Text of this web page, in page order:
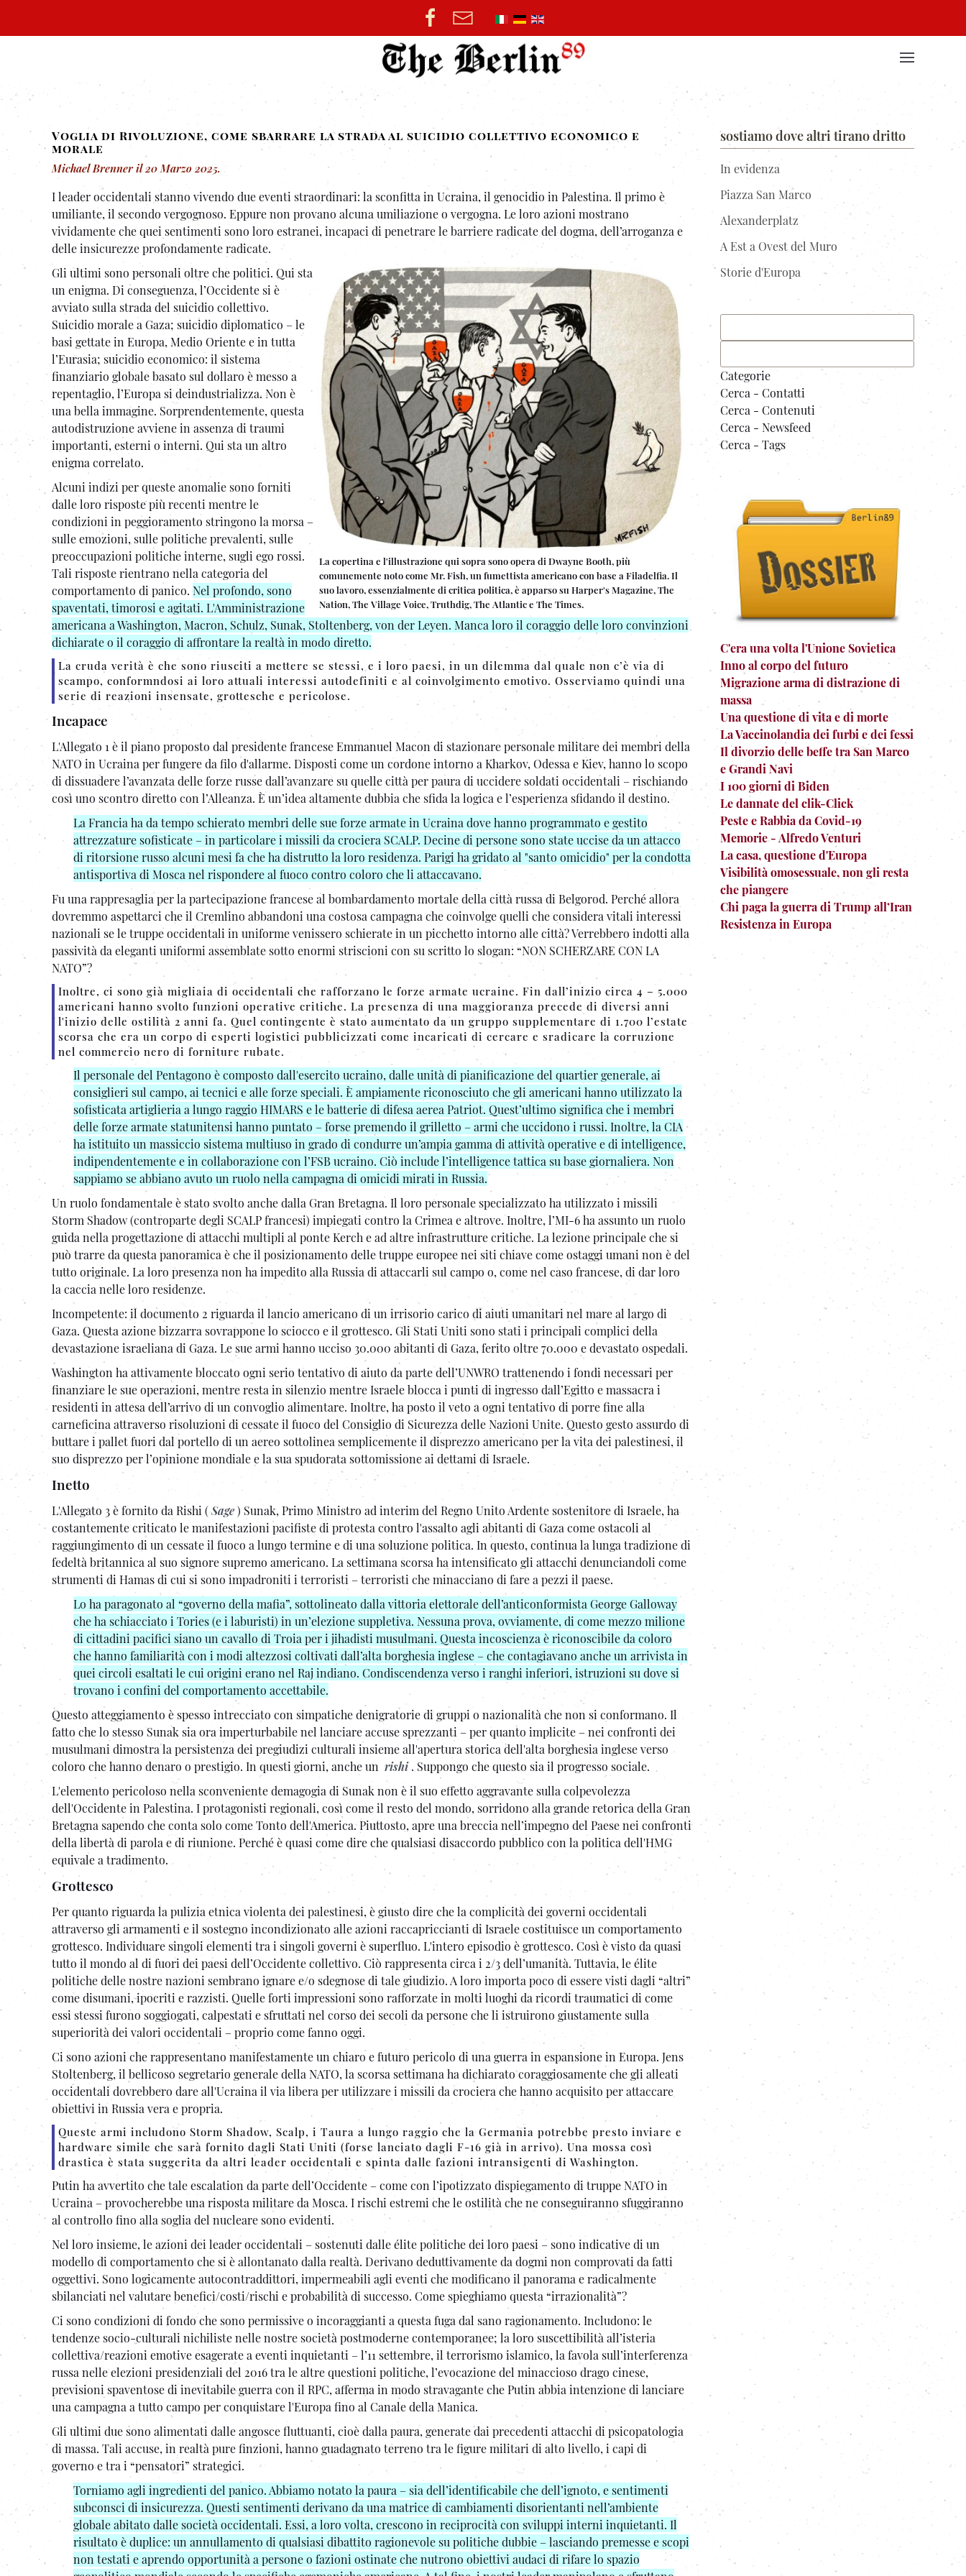
Voglia di Rivoluzione, come sbarrare la strada al suicidio collettivo economico e
morale
Michael Brenneril20 Marzo 2025.
I leader occidentali stanno vivendo due eventi straordinari: la sconfitta in Ucraina, il genocidio in Palestina. Il primo è
umiliante, il secondo vergognoso. Eppure non provano alcuna umiliazione o vergogna. Le loro azioni mostrano
vividamente che quei sentimenti sono loro estranei, incapaci di penetrare le barriere radicate del dogma, dell’arroganza e
delle insicurezze profondamente radicate.
La copertina e l'illustrazione qui sopra sono opera di Dwayne Booth, più
comunemente noto come Mr. Fish, un fumettista americano con base a Filadelfia. Il
suo lavoro, essenzialmente di critica politica, è apparso su Harper's Magazine, The
Nation, The Village Voice, Truthdig, The Atlantic e The Times.
Gli ultimi sono personali oltre che politici. Qui sta
un enigma. Di conseguenza, l’Occidente si è
avviato sulla strada del suicidio collettivo.
Suicidio morale a Gaza; suicidio diplomatico – le
basi gettate in Europa, Medio Oriente e in tutta
l’Eurasia; suicidio economico: il sistema
finanziario globale basato sul dollaro è messo a
repentaglio, l’Europa si deindustrializza. Non è
una bella immagine. Sorprendentemente, questa
autodistruzione avviene in assenza di traumi
importanti, esterni o interni. Qui sta un altro
enigma correlato.
Alcuni indizi per queste anomalie sono forniti
dalle loro risposte più recenti mentre le
condizioni in peggioramento stringono la morsa –
sulle emozioni, sulle politiche prevalenti, sulle
preoccupazioni politiche interne, sugli ego rossi.
Tali risposte rientrano nella categoria del
comportamento di panico. Nel profondo, sono
spaventati, timorosi e agitati. L'Amministrazione
americana a Washington, Macron, Schulz, Sunak, Stoltenberg, von der Leyen. Manca loro il coraggio delle loro convinzioni
dichiarate o il coraggio di affrontare la realtà in modo diretto.
La cruda verità è che sono riusciti a mettere se stessi, e i loro paesi, in un dilemma dal quale non c’è via di
scampo, conformndosi ai loro attuali interessi autodefiniti e al coinvolgimento emotivo. Osserviamo quindi una
serie di reazioni insensate, grottesche e pericolose.
Incapace
L'Allegato 1 è il piano proposto dal presidente francese Emmanuel Macon di stazionare personale militare dei membri della
NATO in Ucraina per fungere da filo d'allarme. Disposti come un cordone intorno a Kharkov, Odessa e Kiev, hanno lo scopo
di dissuadere l’avanzata delle forze russe dall’avanzare su quelle città per paura di uccidere soldati occidentali – rischiando
così uno scontro diretto con l’Alleanza. È un’idea altamente dubbia che sfida la logica e l’esperienza sfidando il destino.
La Francia ha da tempo schierato membri delle sue forze armate in Ucraina dove hanno programmato e gestito
attrezzature sofisticate – in particolare i missili da crociera SCALP. Decine di persone sono state uccise da un attacco
di ritorsione russo alcuni mesi fa che ha distrutto la loro residenza. Parigi ha gridato al "santo omicidio" per la condotta
antisportiva di Mosca nel rispondere al fuoco contro coloro che li attaccavano.
Fu una rappresaglia per la partecipazione francese al bombardamento mortale della città russa di Belgorod. Perché allora
dovremmo aspettarci che il Cremlino abbandoni una costosa campagna che coinvolge quelli che considera vitali interessi
nazionali se le truppe occidentali in uniforme venissero schierate in un picchetto intorno alle città? Verrebbero indotti alla
passività da eleganti uniformi assemblate sotto enormi striscioni con su scritto lo slogan: “NON SCHERZARE CON LA
NATO”?
Inoltre, ci sono già migliaia di occidentali che rafforzano le forze armate ucraine. Fin dall’inizio circa 4 – 5.000
americani hanno svolto funzioni operative critiche. La presenza di una maggioranza precede di diversi anni
l'inizio delle ostilità 2 anni fa. Quel contingente è stato aumentato da un gruppo supplementare di 1.700 l’estate
scorsa che era un corpo di esperti logistici pubblicizzati come incaricati di cercare e sradicare la corruzione
nel commercio nero di forniture rubate.
Il personale del Pentagono è composto dall'esercito ucraino, dalle unità di pianificazione del quartier generale, ai
consiglieri sul campo, ai tecnici e alle forze speciali. È ampiamente riconosciuto che gli americani hanno utilizzato la
sofisticata artiglieria a lungo raggio HIMARS e le batterie di difesa aerea Patriot. Quest’ultimo significa che i membri
delle forze armate statunitensi hanno puntato – forse premendo il grilletto – armi che uccidono i russi. Inoltre, la CIA
ha istituito un massiccio sistema multiuso in grado di condurre un’ampia gamma di attività operative e di intelligence,
indipendentemente e in collaborazione con l’FSB ucraino. Ciò include l’intelligence tattica su base giornaliera. Non
sappiamo se abbiano avuto un ruolo nella campagna di omicidi mirati in Russia.
Un ruolo fondamentale è stato svolto anche dalla Gran Bretagna. Il loro personale specializzato ha utilizzato i missili
Storm Shadow (controparte degli SCALP francesi) impiegati contro la Crimea e altrove. Inoltre, l’MI-6 ha assunto un ruolo
guida nella progettazione di attacchi multipli al ponte Kerch e ad altre infrastrutture critiche. La lezione principale che si
può trarre da questa panoramica è che il posizionamento delle truppe europee nei siti chiave come ostaggi umani non è del
tutto originale. La loro presenza non ha impedito alla Russia di attaccarli sul campo o, come nel caso francese, di dar loro
la caccia nelle loro residenze.
Incompetente: il documento 2 riguarda il lancio americano di un irrisorio carico di aiuti umanitari nel mare al largo di
Gaza. Questa azione bizzarra sovrappone lo sciocco e il grottesco. Gli Stati Uniti sono stati i principali complici della
devastazione israeliana di Gaza. Le sue armi hanno ucciso 30.000 abitanti di Gaza, ferito oltre 70.000 e devastato ospedali.
Washington ha attivamente bloccato ogni serio tentativo di aiuto da parte dell’UNWRO trattenendo i fondi necessari per
finanziare le sue operazioni, mentre resta in silenzio mentre Israele blocca i punti di ingresso dall’Egitto e massacra i
residenti in attesa dell’arrivo di un convoglio alimentare. Inoltre, ha posto il veto a ogni tentativo di porre fine alla
carneficina attraverso risoluzioni di cessate il fuoco del Consiglio di Sicurezza delle Nazioni Unite. Questo gesto assurdo di
buttare i pallet fuori dal portello di un aereo sottolinea semplicemente il disprezzo americano per la vita dei palestinesi, il
suo disprezzo per l’opinione mondiale e la sua spudorata sottomissione ai dettami di Israele.
Inetto
L'Allegato 3 è fornito da Rishi (Sage) Sunak, Primo Ministro ad interim del Regno Unito Ardente sostenitore di Israele, ha
costantemente criticato le manifestazioni pacifiste di protesta contro l'assalto agli abitanti di Gaza come ostacoli al
raggiungimento di un cessate il fuoco a lungo termine e di una soluzione politica. In questo, continua la lunga tradizione di
fedeltà britannica al suo signore supremo americano. La settimana scorsa ha intensificato gli attacchi denunciandoli come
strumenti di Hamas di cui si sono impadroniti i terroristi – terroristi che minacciano di fare a pezzi il paese.
Lo ha paragonato al “governo della mafia”, sottolineato dalla vittoria elettorale dell’anticonformista George Galloway
che ha schiacciato i Tories (e i laburisti) in un’elezione suppletiva. Nessuna prova, ovviamente, di come mezzo milione
di cittadini pacifici siano un cavallo di Troia per i jihadisti musulmani. Questa incoscienza è riconoscibile da coloro
che hanno familiarità con i modi altezzosi coltivati ​​dall’alta borghesia inglese – che contagiavano anche un arrivista in
quei circoli esaltati le cui origini erano nel Raj indiano. Condiscendenza verso i ranghi inferiori, istruzioni su dove si
trovano i confini del comportamento accettabile.
Questo atteggiamento è spesso intrecciato con simpatiche denigratorie di gruppi o nazionalità che non si conformano. Il
fatto che lo stesso Sunak sia ora imperturbabile nel lanciare accuse sprezzanti – per quanto implicite – nei confronti dei
musulmani dimostra la persistenza dei pregiudizi culturali insieme all'apertura storica dell'alta borghesia inglese verso
coloro che hanno denaro o prestigio. In questi giorni, anche un rishi. Suppongo che questo sia il progresso sociale.
L'elemento pericoloso nella sconveniente demagogia di Sunak non è il suo effetto aggravante sulla colpevolezza
dell'Occidente in Palestina. I protagonisti regionali, così come il resto del mondo, sorridono alla grande retorica della Gran
Bretagna sapendo che conta solo come Tonto dell'America. Piuttosto, apre una breccia nell’impegno del Paese nei confronti
della libertà di parola e di riunione. Perché è quasi come dire che qualsiasi disaccordo pubblico con la politica dell'HMG
equivale a tradimento.
Grottesco
Per quanto riguarda la pulizia etnica violenta dei palestinesi, è giusto dire che la complicità dei governi occidentali
attraverso gli armamenti e il sostegno incondizionato alle azioni raccapriccianti di Israele costituisce un comportamento
grottesco. Individuare singoli elementi tra i singoli governi è superfluo. L'intero episodio è grottesco. Così è visto da quasi
tutto il mondo al di fuori dei paesi dell’Occidente collettivo. Ciò rappresenta circa i 2/3 dell’umanità. Tuttavia, le élite
politiche delle nostre nazioni sembrano ignare e/o sdegnose di tale giudizio. A loro importa poco di essere visti dagli “altri”
come disumani, ipocriti e razzisti. Quelle forti impressioni sono rafforzate in molti luoghi da ricordi traumatici di come
essi stessi furono soggiogati, calpestati e sfruttati nel corso dei secoli da persone che li istruirono giustamente sulla
superiorità dei valori occidentali – proprio come fanno oggi.
Ci sono azioni che rappresentano manifestamente un chiaro e futuro pericolo di una guerra in espansione in Europa. Jens
Stoltenberg, il bellicoso segretario generale della NATO, la scorsa settimana ha dichiarato coraggiosamente che gli alleati
occidentali dovrebbero dare all'Ucraina il via libera per utilizzare i missili da crociera che hanno acquisito per attaccare
obiettivi in ​​Russia vera e propria.
Queste armi includono Storm Shadow, Scalp, i Taura a lungo raggio che la Germania potrebbe presto inviare e
hardware simile che sarà fornito dagli Stati Uniti (forse lanciato dagli F-16 già in arrivo). Una mossa così
drastica è stata suggerita da altri leader occidentali e spinta dalle fazioni intransigenti di Washington.
Putin ha avvertito che tale escalation da parte dell’Occidente – come con l’ipotizzato dispiegamento di truppe NATO in
Ucraina – provocherebbe una risposta militare da Mosca. I rischi estremi che le ostilità che ne conseguiranno sfuggiranno
al controllo fino alla soglia del nucleare sono evidenti.
Nel loro insieme, le azioni dei leader occidentali – sostenuti dalle élite politiche dei loro paesi – sono indicative di un
modello di comportamento che si è allontanato dalla realtà. Derivano deduttivamente da dogmi non comprovati da fatti
oggettivi. Sono logicamente autocontraddittori, impermeabili agli eventi che modificano il panorama e radicalmente
sbilanciati nel valutare benefici/costi/rischi e probabilità di successo. Come spieghiamo questa “irrazionalità”?
Ci sono condizioni di fondo che sono permissive o incoraggianti a questa fuga dal sano ragionamento. Includono: le
tendenze socio-culturali nichiliste nelle nostre società postmoderne contemporanee; la loro suscettibilità all’isteria
collettiva/reazioni emotive esagerate a eventi inquietanti – l’11 settembre, il terrorismo islamico, la favola sull’interferenza
russa nelle elezioni presidenziali del 2016 tra le altre questioni politiche, l’evocazione del minaccioso drago cinese,
previsioni spaventose di inevitabile guerra con il RPC, afferma in modo stravagante che Putin abbia intenzione di lanciare
una campagna a tutto campo per conquistare l'Europa fino al Canale della Manica.
Gli ultimi due sono alimentati dalle angosce fluttuanti, cioè dalla paura, generate dai precedenti attacchi di psicopatologia
di massa. Tali accuse, in realtà pure finzioni, hanno guadagnato terreno tra le figure militari di alto livello, i capi di
governo e tra i “pensatori” strategici.
Torniamo agli ingredienti del panico. Abbiamo notato la paura – sia dell’identificabile che dell’ignoto, e sentimenti
subconsci di insicurezza. Questi sentimenti derivano da una matrice di cambiamenti disorientanti nell’ambiente
globale abitato dalle società occidentali. Essi, a loro volta, crescono in reciprocità con sviluppi interni inquietanti. Il
risultato è duplice: un annullamento di qualsiasi dibattito ragionevole su politiche dubbie – lasciando premesse e scopi
non testati e aprendo opportunità a persone o fazioni ostinate che nutrono obiettivi audaci di rifare lo spazio
sostiamo dove altri tirano dritto
In evidenza
Piazza San Marco
Alexanderplatz
A Est a Ovest del Muro
Storie d'Europa
Categorie
Cerca - Contatti
Cerca - Contenuti
Cerca - Newsfeed
Cerca - Tags
C'era una volta l'Unione Sovietica
Inno al corpo del futuro
Migrazione arma di distrazione di
massa
Una questione di vita e di morte
La Vaccinolandia dei furbi e dei fessi
Il divorzio delle beffe tra San Marco
e Grandi Navi
I 100 giorni di Biden
Le dannate del clik-Click
Peste e Rabbia da Covid-19
Memorie - Alfredo Venturi
La casa, questione d'Europa
Visibilità omosessuale, non gli resta
che piangere
Chi paga la guerra di Trump all’Iran
Resistenza in Europa